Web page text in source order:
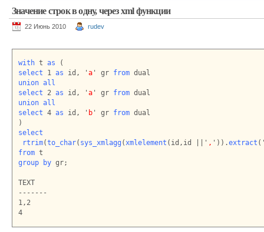
Значение строк в одну, через xml функции
22 Июнь 2010 rudev
with t as
select 1 as id, ' a ' gr from
union all
select 2 as id, ' a ' gr from
union all
select 4 as id, ' b ' gr from dual
select
rtrim(to_char( sys_xmlagg (xmlelement (id,id ||' , ')).extract
from
group by gr;
TEXT
-------
1,2
4